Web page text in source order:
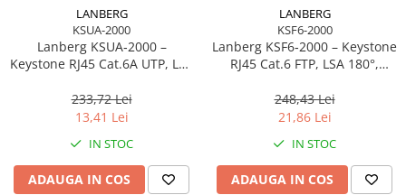
Unități optice
Blu-Ray, CD/DVD & Floppy Drives
LANBERG
KSUA-2000
Lanberg KSUA‑2000 –
Keystone RJ45 Cat.6A UTP, LSA
233,72 Lei
13,41 Lei
IN STOC
ADAUGA IN COS
LANBERG
KSF6-2000
Lanberg KSF6‑2000 – Keystone
RJ45 Cat.6 FTP, LSA 180°,
248,43 Lei
21,86 Lei
IN STOC
ADAUGA IN COS